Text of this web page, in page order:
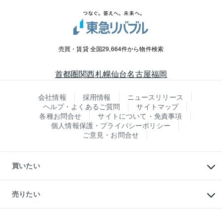
売買・賃貸 全国29,664件から物件検索
首都圏関西札幌仙台名古屋福岡
会社情報 採用情報
ニュースリリース
ヘルプ・よくあるご質問
サイトマップ
各種お問合せ
サイトについて・免責事項
個人情報保護・プライバシーポリシー
ご意見・お問合せ
買いたい
新築・分譲マンションの購入
中古マンションの購入
一戸建ての購入
売りたい